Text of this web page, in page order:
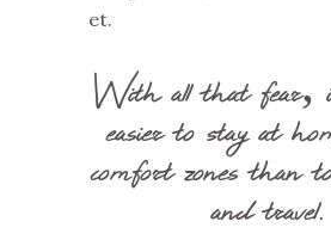
et.
With all that fear,
easier to stay at
comfort zones than
and travel.